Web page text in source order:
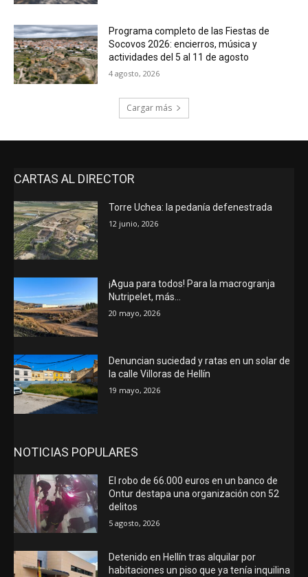
Programa completo de las Fiestas de
Socovos 2026: encierros, música y
actividades del 5 al 11 de agosto
4 agosto, 2026
Cargar más
CARTAS AL DIRECTOR
Torre Uchea: la pedanía defenestrada
12 junio, 2026
¡Agua para todos! Para la macrogranja
Nutripelet, más…
20 mayo, 2026
Denuncian suciedad y ratas en un solar de
la calle Villoras de Hellín
19 mayo, 2026
NOTICIAS POPULARES
El robo de 66.000 euros en un banco de
Ontur destapa una organización con 52
delitos
5 agosto, 2026
Detenido en Hellín tras alquilar por
habitaciones un piso que ya tenía inquilina